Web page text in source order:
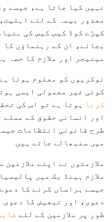
نہیں کیا جاتا ہے، جیسے
معذور بیمہ کے لئے
کپڑے کوڈ کیس کیس کی
بجائے، ان کے رہنماؤں کا
مینیجر اور ملازم کا حصہ
نوکریوں کو معلوم ہوتا
کوئی غیر معمولی ایسی
کرنا
ہوتا ہے تو اس کی
اور انسانی حقوق کے
طرح قانونی انتظامات
میں سنبھالے جاتے ہیں.
ملازمتوں نے اپنے
ملازم ہینڈ بک میں
جیسے ہراساں کرنے کا
دعوی، اور تبعیض کا دعوی.
طور پر ملازمین کے لئے